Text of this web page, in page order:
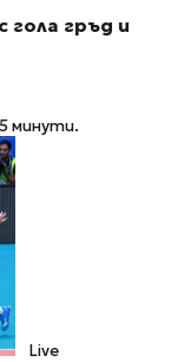
гола гръд и
минути.
Live